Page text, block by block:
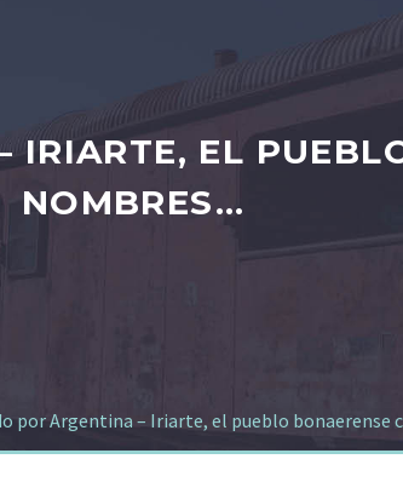
EL
NOMBRES…
por Argentina – Iriarte, el pueblo bonaerense